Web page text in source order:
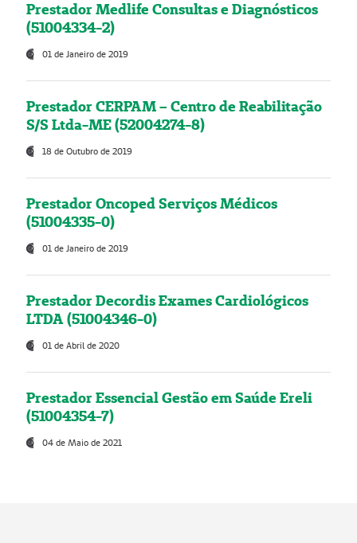
Prestador Medlife Consultas e Diagnósticos
(51004334-2)
01 de Janeiro de 2019
Prestador CERPAM – Centro de Reabilitação
S/S Ltda-ME (52004274-8)
18 de Outubro de 2019
Prestador Oncoped Serviços Médicos
(51004335-0)
01 de Janeiro de 2019
Prestador Decordis Exames Cardiológicos
LTDA (51004346-0)
01 de Abril de 2020
Prestador Essencial Gestão em Saúde Ereli
(51004354-7)
04 de Maio de 2021